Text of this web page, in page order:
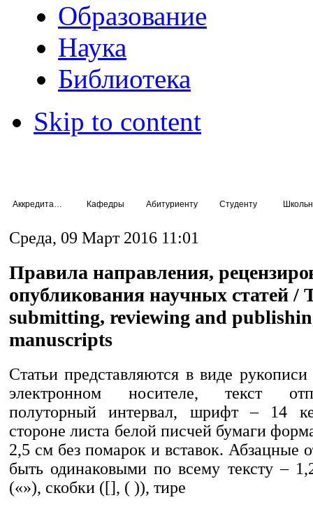
Образование
Наука
Библиотека
Skip to content
Кафедры Абитуриенту Студенту
Среда, 09 Март 2016 11:01
Правила направления,
опубликования научных статей /
submitting, reviewing and
manuscripts
Статьи представляются в виде
электронном носителе, текст
полуторный интервал, шрифт – 14
стороне листа белой писчей бумаги
2,5 см без помарок и вставок. Абзацные
быть одинаковыми по всему тексту –
(«»), скобки ([], ( )), тире